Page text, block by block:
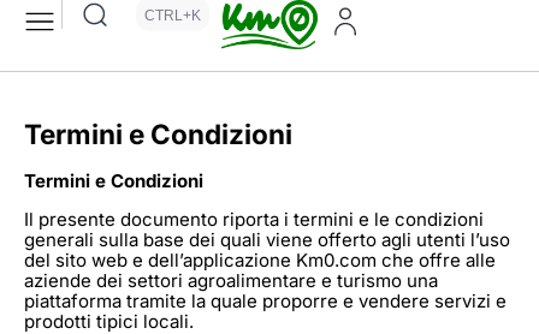
CTRL+K
Termini e Condizioni
Termini e Condizioni
Il presente documento riporta i termini e le condizioni
generali sulla base dei quali viene offerto agli utenti l’uso
del sito web e dell’applicazione Km0.com che offre alle
aziende dei settori agroalimentare e turismo una
piattaforma tramite la quale proporre e vendere servizi e
prodotti tipici locali.